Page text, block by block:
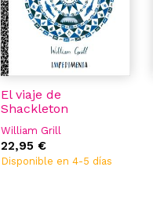
El viaje de
Shackleton
William Grill
22,95 €
Disponible en 4-5 días